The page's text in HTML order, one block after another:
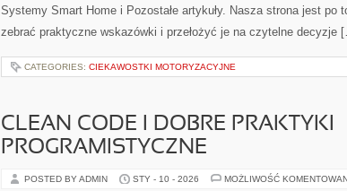
Systemy Smart Home i Pozostałe artykuły. Nasza strona jest po
zebrać praktyczne wskazówki i przełożyć je na czytelne decyzje
CATEGORIES: CIEKAWOSTKI MOTORYZACYJNE
CLEAN CODE I DOBRE PRAKTYKI
PROGRAMISTYCZNE
POSTED BY ADMIN STY - 10 - 2026 MOŻLIWOŚĆ